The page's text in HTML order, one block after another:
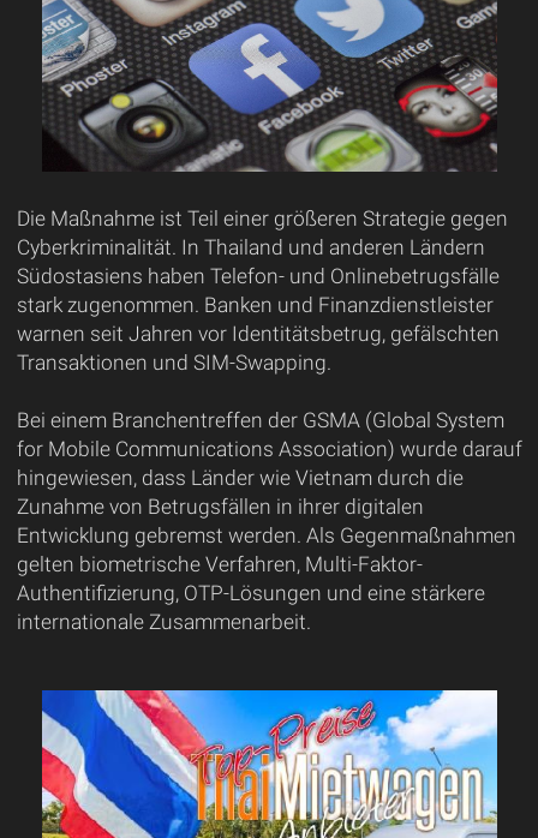
Die Maßnahme ist Teil einer größeren Strategie gegen
Cyberkriminalität. In Thailand und anderen Ländern
Südostasiens haben Telefon- und Onlinebetrugsfälle
stark zugenommen. Banken und Finanzdienstleister
warnen seit Jahren vor Identitätsbetrug, gefälschten
Transaktionen und SIM-Swapping.
Bei einem Branchentreffen der GSMA (Global System
for Mobile Communications Association) wurde darauf
hingewiesen, dass Länder wie Vietnam durch die
Zunahme von Betrugsfällen in ihrer digitalen
Entwicklung gebremst werden. Als Gegenmaßnahmen
gelten biometrische Verfahren, Multi-Faktor-
Authentifizierung, OTP-Lösungen und eine stärkere
internationale Zusammenarbeit.